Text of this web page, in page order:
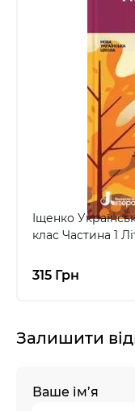
Іщенко
клас Частина 1
315 Грн
Залишити
Ваше ім’я